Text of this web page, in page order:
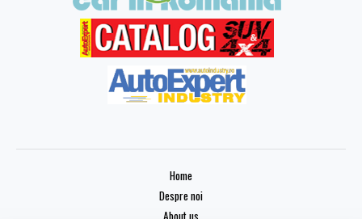
Home
Despre noi